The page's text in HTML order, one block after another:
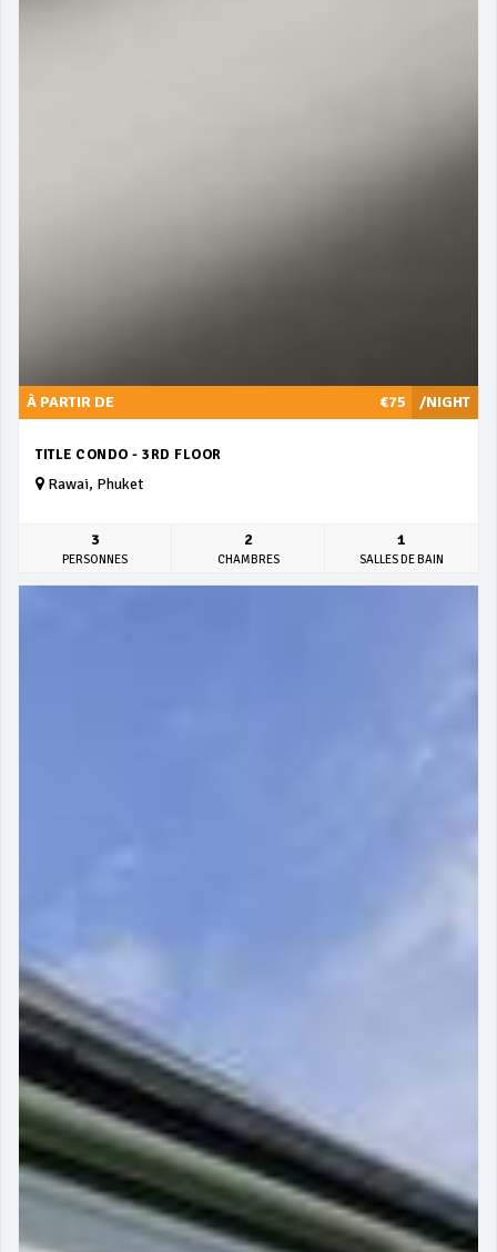
/NIGHT
À PARTIR DE €75
TITLE CONDO - 3RD FLOOR
Rawai, Phuket
3
PERSONNES
2
CHAMBRES
1
SALLES DE BAIN